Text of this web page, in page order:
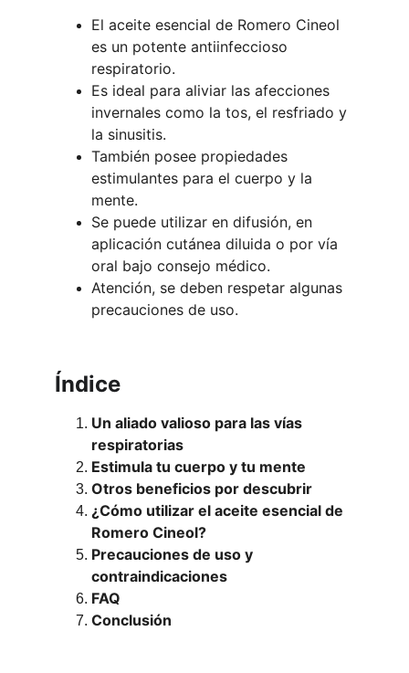
El aceite esencial de Romero Cineol
es un potente antiinfeccioso
respiratorio.
Es ideal para aliviar las afecciones
invernales como la tos, el resfriado y
la sinusitis.
También posee propiedades
estimulantes para el cuerpo y la
mente.
Se puede utilizar en difusión, en
aplicación cutánea diluida o por vía
oral bajo consejo médico.
Atención, se deben respetar algunas
precauciones de uso.
Índice
Un aliado valioso para las vías
respiratorias
Estimula tu cuerpo y tu mente
Otros beneficios por descubrir
¿Cómo utilizar el aceite esencial de
Romero Cineol?
Precauciones de uso y
contraindicaciones
FAQ
Conclusión